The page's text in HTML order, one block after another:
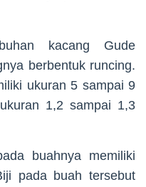
kacang Gude
berbentuk runcing.
ukuran 5 sampai 9
1,2 sampai 1,3
buahnya memiliki
pada buah tersebut